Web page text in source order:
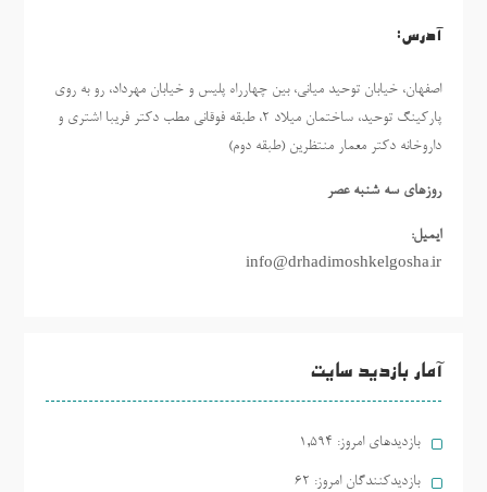
آدرس:
اصفهان، خیابان توحید میانی، بین چهارراه پلیس و خیابان مهرداد، رو به روی
پارکینگ توحید، ساختمان میلاد ٢، طبقه فوقانی مطب دکتر فریبا اشتری و
داروخانه دکتر معمار منتظرین (طبقه دوم)
روزهاي سه شنبه عصر
ایمیل:
info@drhadimoshkelgosha.ir
آمار بازدید سایت
بازدیدهای امروز: 1,594
بازدیدکنندگان امروز: 62